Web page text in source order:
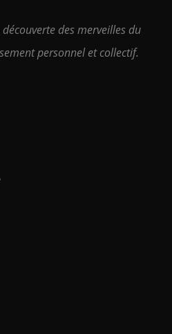
des merveilles du
personnel et collectif.